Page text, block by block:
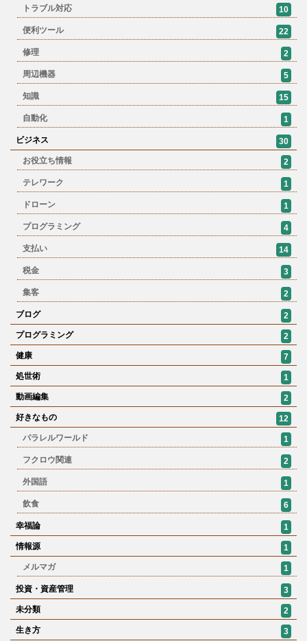
トラブル対応 10
便利ツール 22
修理 2
周辺機器 5
知識 15
自動化 1
ビジネス
30
お役立ち情報
2
テレワーク 1
ドローン 1
プログラミング 4
支払い 14
税金 3
集客 2
ブログ
2
プログラミング
2
健康
7
処世術
1
動画編集
2
好きなもの
12
パラレルワールド
1
フクロウ関連 2
外国語 1
飲食 6
幸福論
1
情報源
1
メルマガ
1
投資・資産管理
3
未分類
2
生き方
3